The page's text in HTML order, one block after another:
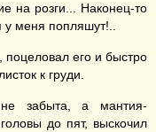
на розги... Наконец-то
меня попляшут!..
поцеловал его и быстро
к груди.
забыта, а мантия-
до пят, выскочил